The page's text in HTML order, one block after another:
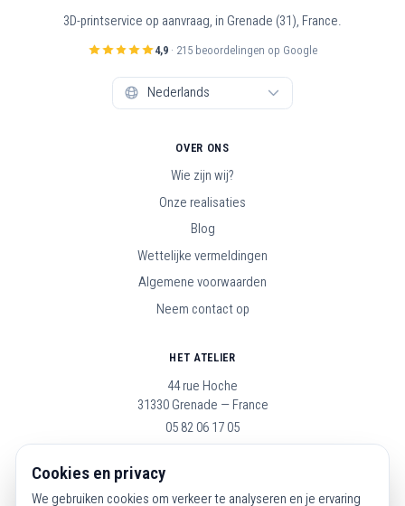
3D-printservice op aanvraag, in Grenade (31), France.
4,9 · 215 beoordelingen op Google
OVER ONS
Wie zijn wij?
Onze realisaties
Blog
Wettelijke vermeldingen
Algemene voorwaarden
Neem contact op
HET ATELIER
44 rue Hoche
31330 Grenade — France
05 82 06 17 05
VOLG ONS
Cookies en privacy
We gebruiken cookies om verkeer te analyseren en je ervaring